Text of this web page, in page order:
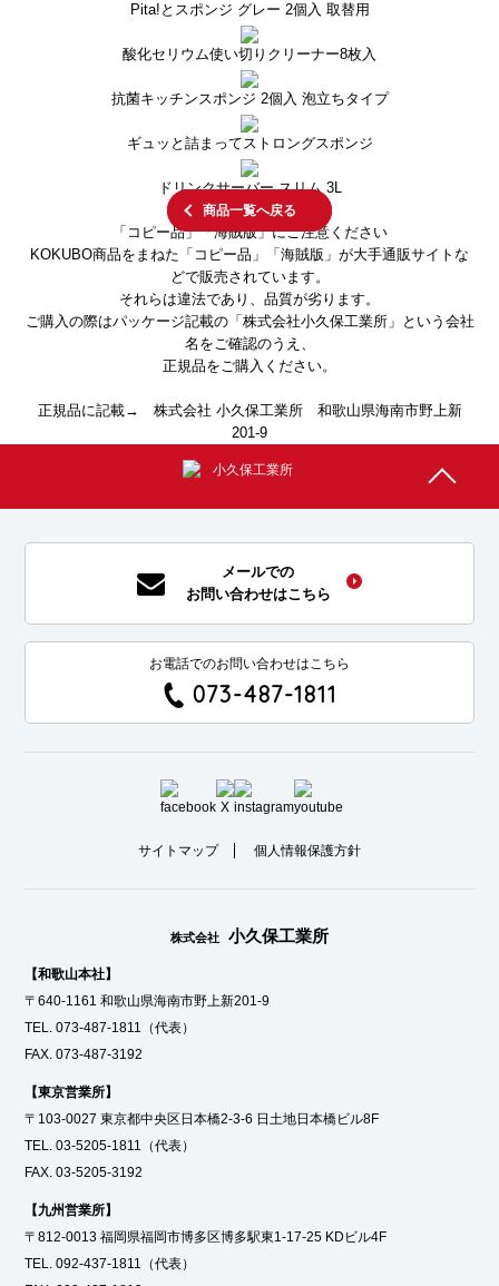
Pita!とスポンジ グレー 2個入 取替用
酸化セリウム使い切りクリーナー8枚入
抗菌キッチンスポンジ 2個入 泡立ちタイプ
ギュッと詰まってストロングスポンジ
ドリンクサーバー スリム 3L
商品一覧へ戻る
「コピー品」「海賊版」にご注意ください
KOKUBO商品をまねた「コピー品」「海賊版」が大手通販サイトな
どで販売されています。
それらは違法であり、品質が劣ります。
ご購入の際はパッケージ記載の「株式会社小久保工業所」という会社
名をご確認のうえ、
正規品をご購入ください。
正規品に記載→ 株式会社 小久保工業所 和歌山県海南市野上新
201-9
メールでの
お問い合わせはこちら
お電話でのお問い合わせはこちら
073-487-1811
サイトマップ 個人情報保護方針
株式会社 小久保工業所
【和歌山本社】
〒640-1161 和歌山県海南市野上新201-9
TEL.073-487-1811 （代表）
FAX. 073-487-3192
【東京営業所】
〒103-0027 東京都中央区日本橋2-3-6 日土地日本橋ビル8F
TEL.03-5205-1811 （代表）
FAX. 03-5205-3192
【九州営業所】
〒812-0013 福岡県福岡市博多区博多駅東1-17-25 KDビル4F
TEL.092-437-1811 （代表）